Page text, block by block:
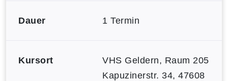
Dauer 1 Termin
Kursort
VHS Geldern, Raum 205
Kapuzinerstr. 34, 47608